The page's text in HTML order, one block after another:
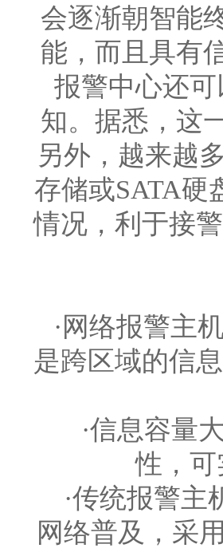
会逐渐朝智能
能，而且具有
报警中心还
知。据悉，这
另外，越来越
存储或SATA硬
情况，利于接
·网络报警主
是跨区域的信
·信息容量大
性，
·传统报警主
网络普及，采